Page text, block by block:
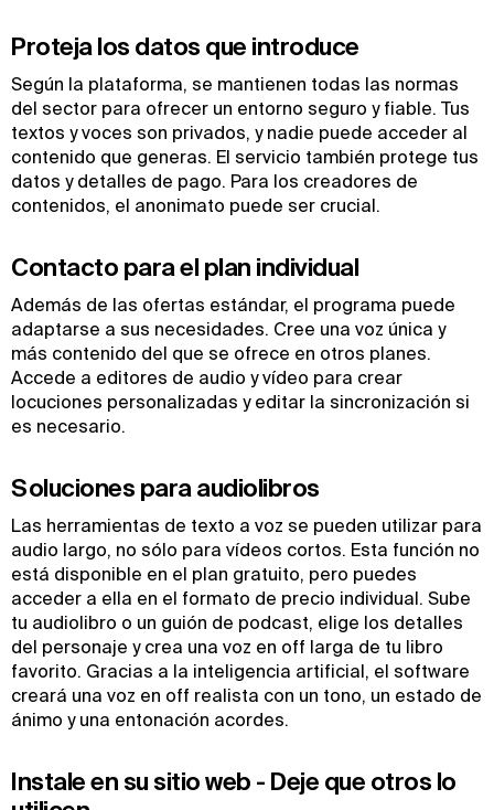
Proteja los datos que introduce
Según la plataforma, se mantienen todas las normas
del sector para ofrecer un entorno seguro y fiable. Tus
textos y voces son privados, y nadie puede acceder al
contenido que generas. El servicio también protege tus
datos y detalles de pago. Para los creadores de
contenidos, el anonimato puede ser crucial.
Contacto para el plan individual
Además de las ofertas estándar, el programa puede
adaptarse a sus necesidades. Cree una voz única y
más contenido del que se ofrece en otros planes.
Accede a editores de audio y vídeo para crear
locuciones personalizadas y editar la sincronización si
es necesario.
Soluciones para audiolibros
Las herramientas de texto a voz se pueden utilizar para
audio largo, no sólo para vídeos cortos. Esta función no
está disponible en el plan gratuito, pero puedes
acceder a ella en el formato de precio individual. Sube
tu audiolibro o un guión de podcast, elige los detalles
del personaje y crea una voz en off larga de tu libro
favorito. Gracias a la inteligencia artificial, el software
creará una voz en off realista con un tono, un estado de
ánimo y una entonación acordes.
Instale en su sitio web - Deje que otros lo